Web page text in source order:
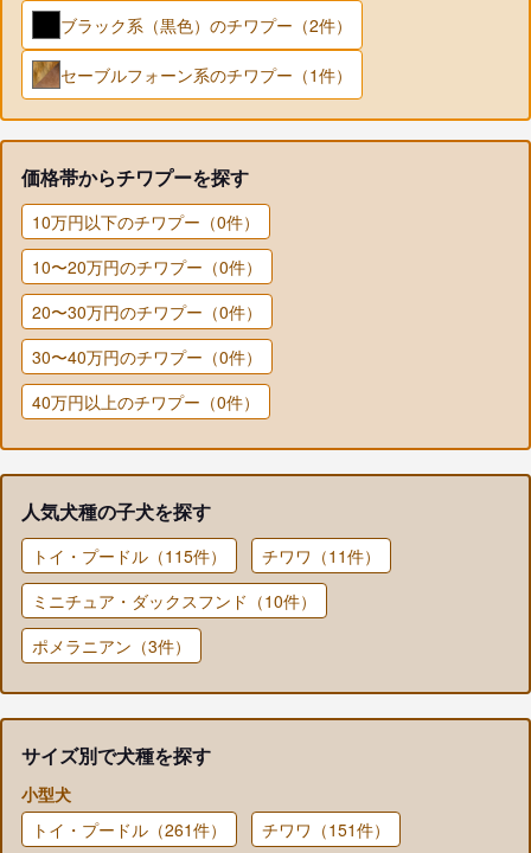
ブラック系（黒色）のチワプー（2件）
セーブルフォーン系のチワプー（1件）
価格帯からチワプーを探す
10万円以下のチワプー（0件）
10〜20万円のチワプー（0件）
20〜30万円のチワプー（0件）
30〜40万円のチワプー（0件）
40万円以上のチワプー（0件）
人気犬種の子犬を探す
トイ・プードル（115件）
チワワ（11件）
ミニチュア・ダックスフンド（10件）
ポメラニアン（3件）
サイズ別で犬種を探す
小型犬
トイ・プードル（261件）
チワワ（151件）